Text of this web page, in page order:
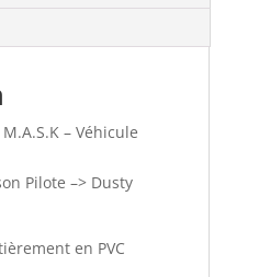
– Véhicule
Pilote –> Dusty
en PVC